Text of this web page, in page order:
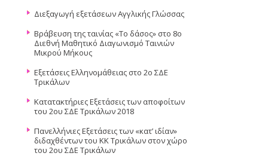
Διεξαγωγή εξετάσεων Αγγλικής Γλώσσας
Βράβευση της ταινίας «Το δάσος» στο 8ο
Διεθνή Μαθητικό Διαγωνισμό Ταινιών
Μικρού Μήκους
Εξετάσεις Ελληνομάθειας στο 2ο ΣΔΕ
Τρικάλων
Κατατακτήριες Εξετάσεις των αποφοίτων
του 2ου ΣΔΕ Τρικάλων 2018
Πανελλήνιες Εξετάσεις των «κατ’ ιδίαν»
διδαχθέντων του ΚΚ Τρικάλων στον χώρο
του 2ου ΣΔΕ Τρικάλων